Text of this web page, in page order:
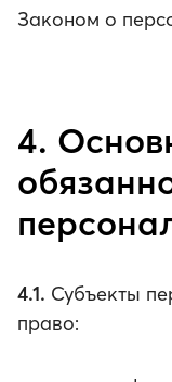
Законом о
4.
4.1. Субъекты
право: